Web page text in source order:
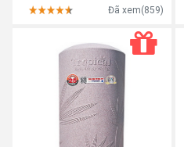
Đã xem(859)